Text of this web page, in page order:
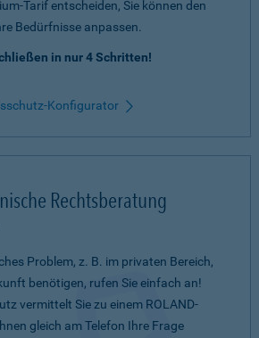
Tarif entscheiden, Sie können den
Bedürfnisse anpassen.
in nur 4 Schritten!
Konfigurator
Rechtsberatung
Problem, z. B. im privaten Bereich,
benötigen, rufen Sie einfach an!
vermittelt Sie zu einem ROLAND-
gleich am Telefon Ihre Frage